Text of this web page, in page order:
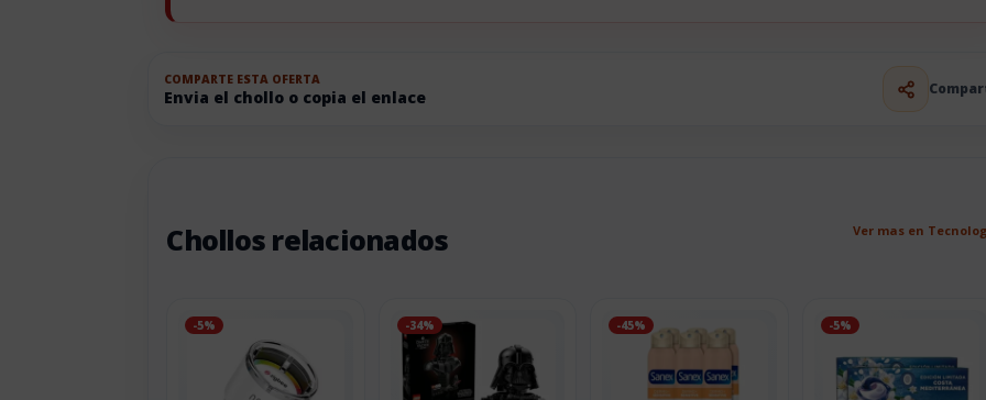
COMPARTE ESTA OFERTA
Envia el chollo o copia el enlace
Chollos relacionados Ver mas en
-5% -34% -45% -5%